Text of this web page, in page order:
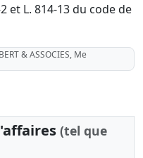
et L. 814-13 du code de
& ASSOCIES, Me
(tel que